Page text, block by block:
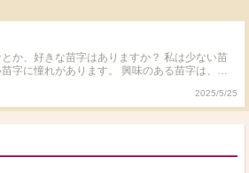
か、好きな苗字はありますか？ 私は少ない苗
あります。 興味のある苗字は、
。
2025/5/25